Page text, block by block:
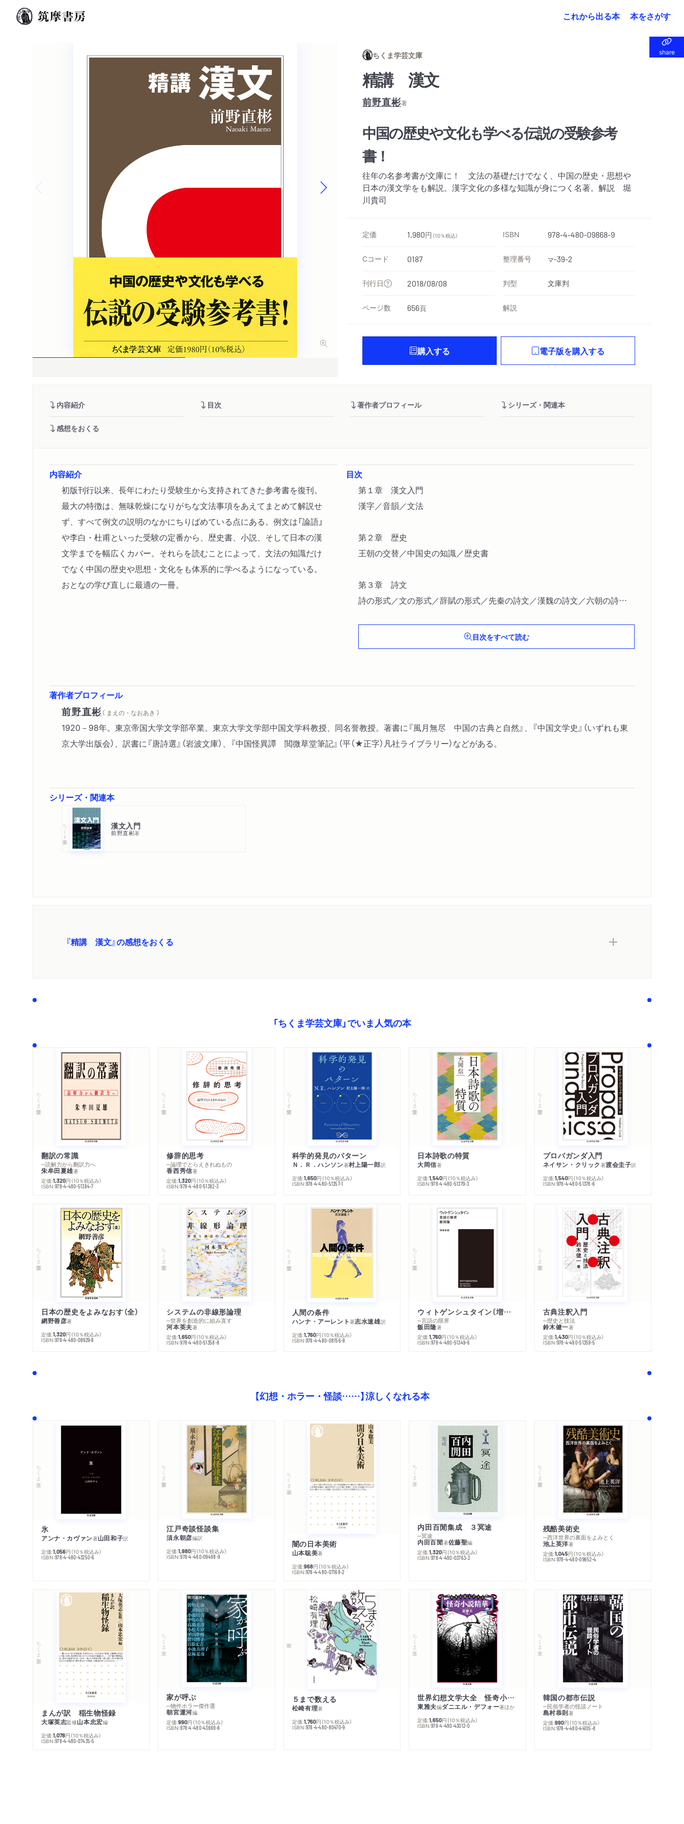
これから出る本 本をさがす
share
share
ちくま学芸文庫
精講 漢文
前野直彬著
中国の歴史や文化も学べる伝説の受験参考
書！
往年の名参考書が文庫に！ 文法の基礎だけでなく、中国の歴史・思想や
日本の漢文学をも解説。漢字文化の多様な知識が身につく名著。解説 堀
川貴司
定価 1,980円 （10％税込） ISBN 978-4-480-09868-9
Cコード 0187 整理番号 マ-39-2
刊行日 2018/08/08 判型 文庫判
ページ数 656頁 解説
購入する 電子版を購入する
内容紹介 目次 著作者プロフィール シリーズ・関連本
感想をおくる
内容紹介
初版刊行以来、長年にわたり受験生から支持されてきた参考書を復刊。
最大の特徴は、無味乾燥になりがちな文法事項をあえてまとめて解説せ
ず、すべて例文の説明のなかにちりばめている点にある。例文は「論語」
や李白・杜甫といった受験の定番から、歴史書、小説、そして日本の漢
文学までを幅広くカバー。それらを読むことによって、文法の知識だけ
でなく中国の歴史や思想・文化をも体系的に学べるようになっている。
おとなの学び直しに最適の一冊。
目次
第１章 漢文入門
漢字／音韻／文法
第２章 歴史
王朝の交替／中国史の知識／歴史書
第３章 詩文
詩の形式／文の形式／辞賦の形式／先秦の詩文／漢魏の詩文／六朝の詩文
第４章 小説
第６章 日本の漢文学
目次をすべて読む
著作者プロフィール
前野直彬（ まえの・なおあき ）
1920－98年。東京帝国大学文学部卒業。東京大学文学部中国文学科教授、同名誉教授。著書に『風月無尽 中国の古典と自然』、『中国文学史』（いずれも東
京大学出版会）、訳書に『唐詩選』（岩波文庫）、『中国怪異譚 閲微草堂筆記』（平（★正字）凡社ライブラリー）などがある。
シリーズ・関連本
ちくま学芸文庫 漢文入門
前野直彬著
『精講 漢文』の感想をおくる
「ちくま学芸文庫」でいま人気の本
ちくま学芸文庫
翻訳の常識
─読解力から翻訳力へ
朱牟田夏雄著
定価:1,320円 （10％税込み）
ISBN:978-4-480-51384-7
ちくま学芸文庫
修辞的思考
─論理でとらえきれぬもの
香西秀信著
定価:1,320円 （10％税込み）
ISBN:978-4-480-51382-3
ちくま学芸文庫
科学的発見のパターン
Ｎ．Ｒ．ハンソン著村上陽一郎訳
定価:1,650円 （10％税込み）
ISBN:978-4-480-51357-1
ちくま学芸文庫
日本詩歌の特質
大岡信著
定価:1,540円 （10％税込み）
ISBN:978-4-480-51379-3
ちくま学芸文庫
プロパガンダ入門
ネイサン・クリック著渡会圭子訳
定価:1,540円 （10％税込み）
ISBN:978-4-480-51378-6
ちくま学芸文庫
日本の歴史をよみなおす（全）
網野善彦著
定価:1,320円 （10％税込み）
ISBN:978-4-480-08929-8
ちくま学芸文庫
システムの非線形論理
─世界を創造的に組み直す
河本英夫著
定価:1,650円 （10％税込み）
ISBN:978-4-480-51358-8
ちくま学芸文庫
人間の条件
ハンナ・アーレント著志水速雄訳
定価:1,760円 （10％税込み）
ISBN:978-4-480-08156-8
ちくま学芸文庫
ウィトゲンシュタイン〔増補新版〕
─言語の限界
飯田隆著
定価:1,760円 （10％税込み）
ISBN:978-4-480-51349-6
ちくま学芸文庫
古典注釈入門
─歴史と技法
鈴木健一著
定価:1,430円 （10％税込み）
ISBN:978-4-480-51359-5
【幻想・ホラー・怪談……】涼しくなれる本
ちくま文庫
氷
アンナ・カヴァン著山田和子訳
定価:1,056円 （10％税込み）
ISBN:978-4-480-43250-6
ちくま学芸文庫
江戸奇談怪談集
須永朝彦編訳
定価:1,980円 （10％税込み）
ISBN:978-4-480-09488-9
ちくま新書
闇の日本美術
山本聡美著
定価:968円 （10％税込み）
ISBN:978-4-480-07168-2
ちくま文庫
内田百閒集成 ３冥途
─冥途
内田百閒著佐藤聖編
定価:1,320円 （10％税込み）
ISBN:978-4-480-03763-3
ちくま学芸文庫
残酷美術史
─西洋世界の裏面をよみとく
池上英洋著
定価:1,045円 （10％税込み）
ISBN:978-4-480-09652-4
ちくま新書
まんが訳 稲生物怪録
大塚英志監修山本忠宏編
定価:1,078円 （10％税込み）
ISBN:978-4-480-07435-5
ちくま文庫
家が呼ぶ
─物件ホラー傑作選
朝宮運河編
定価:990円 （10％税込み）
ISBN:978-4-480-43669-6
５まで数える
松崎有理著
定価:1,760円 （10％税込み）
ISBN:978-4-480-80470-9
ちくま文庫
世界幻想文学大全 怪奇小説精華
東雅夫編ダニエル・デフォー著ほか
定価:1,650円 （10％税込み）
ISBN:978-4-480-43012-0
ちくま文庫
韓国の都市伝説
─民俗学者の怪談ノート
島村恭則著
定価:990円 （10％税込み）
ISBN:978-4-480-44105-8